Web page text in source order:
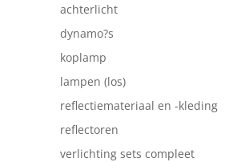
achterlicht
dynamo?s
koplamp
lampen (los)
reflectiemateriaal en -kleding
reflectoren
verlichting sets compleet